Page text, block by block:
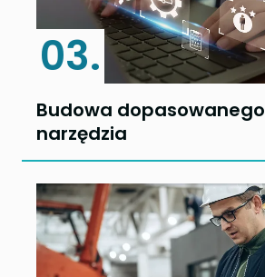
03.
Budowa dopasowanego
narzędzia